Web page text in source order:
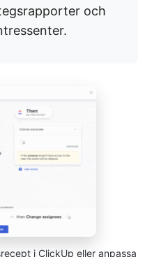
och
i ClickUp eller anpassa